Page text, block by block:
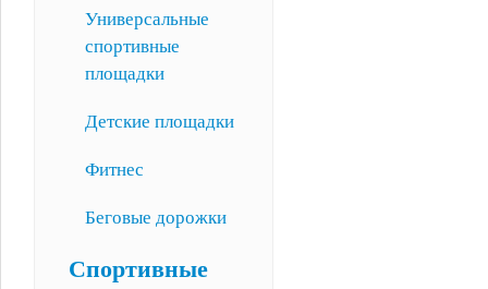
Универсальные
спортивные
площадки
Детские площадки
Фитнес
Беговые дорожки
Спортивные